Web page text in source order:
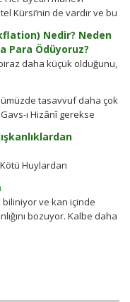
Kürsi’nin de vardır ve bu
Nedir? Neden
Para Ödüyoruz?
daha küçük olduğunu,
az bisküvi
daha fazla
tasavvuf daha çok
ı Hizânî gerekse
Huylardan
Okumak için belli bir
biliniyor ve kan içinde
bozuyor. Kalbe daha